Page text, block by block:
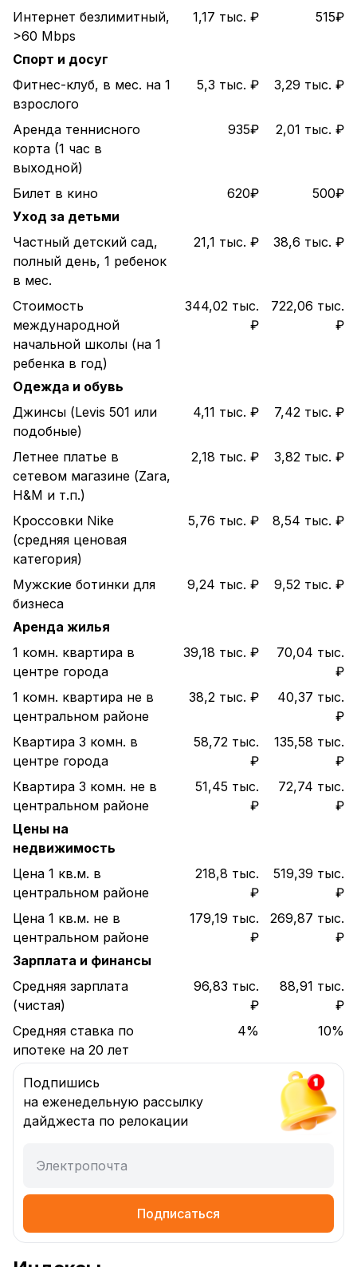
Интернет безлимитный,
>60 Mbps
1,17 тыс. ₽ 515₽
Спорт и досуг
Фитнес-клуб, в мес. на 1
взрослого
5,3 тыс. ₽ 3,29 тыс. ₽
Аренда теннисного
корта (1 час в
выходной)
935₽ 2,01 тыс. ₽
Билет в кино 620₽
500₽
Уход за детьми
Частный детский сад,
полный день, 1 ребенок
в мес.
21,1 тыс. ₽ 38,6 тыс. ₽
Стоимость
международной
начальной школы (на 1
ребенка в год)
344,02 тыс.
₽
722,06 тыс.
₽
Одежда и обувь
Джинсы (Levis 501 или
подобные)
4,11 тыс. ₽ 7,42 тыс. ₽
Летнее платье в
сетевом магазине (Zara,
H&M и т.п.)
2,18 тыс. ₽ 3,82 тыс. ₽
Кроссовки Nike
(средняя ценовая
категория)
5,76 тыс. ₽ 8,54 тыс. ₽
Мужские ботинки для
бизнеса
9,24 тыс. ₽ 9,52 тыс. ₽
Аренда жилья
1 комн. квартира в
центре города
39,18 тыс. ₽
70,04 тыс.
₽
1 комн. квартира не в
центральном районе
38,2 тыс. ₽
40,37 тыс.
₽
Квартира 3 комн. в
центре города
58,72 тыс.
₽
135,58 тыс.
₽
Квартира 3 комн. не в
центральном районе
51,45 тыс.
₽
72,74 тыс.
₽
Цены на
недвижимость
Цена 1 кв.м. в
центральном районе
218,8 тыс.
₽
519,39 тыс.
₽
Цена 1 кв.м. не в
центральном районе
179,19 тыс.
₽
269,87 тыс.
₽
Зарплата и финансы
Средняя зарплата
(чистая)
96,83 тыс.
₽
88,91 тыс.
₽
Средняя ставка по
ипотеке на 20 лет
4% 10%
Подпишись
на еженедельную рассылку
дайджеста по релокации
Электропочта
Подписаться